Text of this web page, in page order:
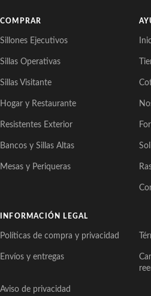
COMPRAR
Sillones Ejecutivos
Sillas Operativas
Sillas Visitante
Hogar y Restaurante
Resistentes Exterior
Bancos y Sillas Altas
Mesas y Periqueras
INFORMACIÓN LEGAL
Políticas de compra y privacidad
Envíos y entregas
Aviso de privacidad